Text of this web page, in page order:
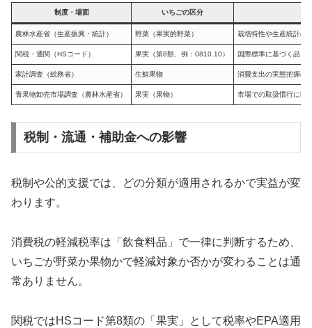
制度・場面 いちごの区分
農林水産省（生産振興・統計） 野菜（果実的野菜） 栽培特性や生産統計の
関税・通関（HSコード） 果実（第8類、例：0810.10） 国際標準に基づく品目
家計調査（総務省） 生鮮果物 消費支出の実態把握の
青果物卸売市場調査（農林水産省） 果実（果物） 市場での取扱慣行に即
税制・流通・補助金への影響
税制や公的支援では、どの分類が適用されるかで実益が変
わります。
消費税の軽減税率は「飲食料品」で一律に判断するため、
いちごが野菜か果物かで軽減対象か否かが変わることは通
常ありません。
関税ではHSコード第8類の「果実」として税率やEPA適用